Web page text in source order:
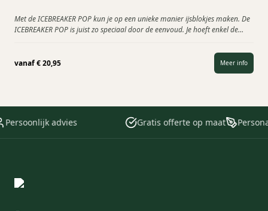
Met de ICEBREAKER POP kun je op een unieke manier ijsblokjes maken. De
ICEBREAKER POP is juist zo speciaal door de eenvoud. Je hoeft enkel de
vanaf€20,95 Meer info
advies Gratis offerte op maat